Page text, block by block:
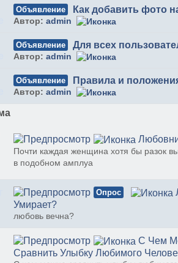
Объявление Как добавить фото
Автор: admin
Объявление Для всех
Автор: admin
Объявление Правила и
Автор: admin
Почти каждая женщина хотя бы разок
в подобном амплуа
Опрос
Умирает?
любовь вечна?
С Чем
Сравнить Улыбку Любимого